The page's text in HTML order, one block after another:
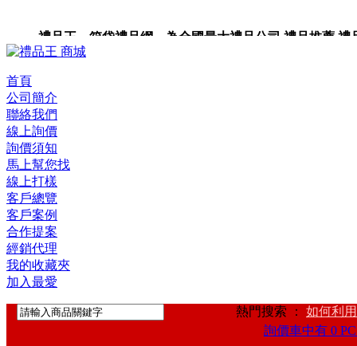
禮品王 箱袋禮品網 為全國最大禮品公司,禮品推薦,禮
卡,企業禮品,禮品小物,高級禮品,禮品網站。
首頁
公司簡介
聯絡我們
線上詢價
詢價須知
馬上幫您找
線上打樣
客戶總覽
客戶案例
合作提案
經銷代理
我的收藏夾
加入最愛
熱門搜索 ： 如何利
詢價車中有 0